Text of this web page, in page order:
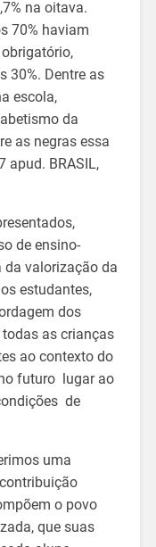
na oitava.
70% haviam
30%. Dentre as
escola,
da
as negras essa
apud. BRASIL,
de ensino-
da valorização da
estudantes,
dos
as crianças
ao contexto do
futuro lugar ao
de
uma
o povo
que suas